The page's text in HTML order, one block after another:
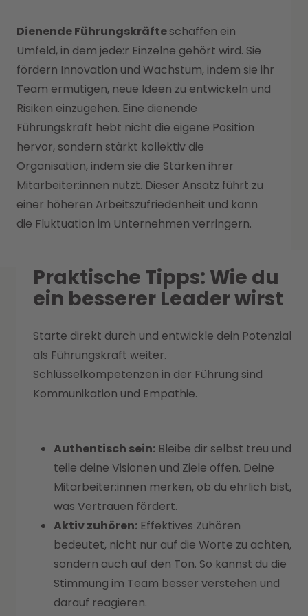
Dienende Führungskräfteschaffen ein
Umfeld, in dem jede:r Einzelne gehört wird. Sie
fördern Innovation und Wachstum, indem sie ihr
Team ermutigen, neue Ideen zu entwickeln und
Risiken einzugehen. Eine dienende
Führungskraft hebt nicht die eigene Position
hervor, sondern stärkt kollektiv die
Organisation, indem sie die Stärken ihrer
Mitarbeiter:innen nutzt. Dieser Ansatz führt zu
einer höheren Arbeitszufriedenheit und kann
die Fluktuation im Unternehmen verringern.
Praktische Tipps: Wie du
ein besserer Leader wirst
Starte direkt durch und entwickle dein Potenzial
als Führungskraft weiter.
Schlüsselkompetenzen in der Führung sind
Kommunikation und Empathie.
Authentisch sein: Bleibe dir selbst treu und
teile deine Visionen und Ziele offen. Deine
Mitarbeiter:innen merken, ob du ehrlich bist,
was Vertrauen fördert.
Aktiv zuhören: Effektives Zuhören
bedeutet, nicht nur auf die Worte zu achten,
sondern auch auf den Ton. So kannst du die
Stimmung im Team besser verstehen und
darauf reagieren.